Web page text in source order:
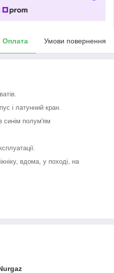
Оплата Умови повернення
і латунний кран.
синім полум'ям
вдома, у поході, на